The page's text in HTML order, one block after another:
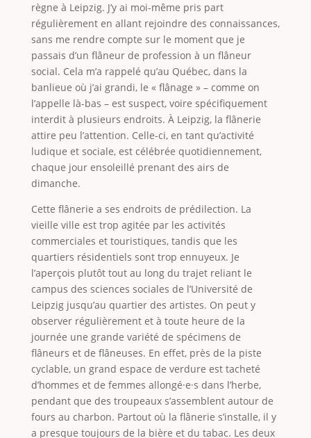
règne à Leipzig. J’y ai moi-même pris part
régulièrement en allant rejoindre des connaissances,
sans me rendre compte sur le moment que je
passais d’un flâneur de profession à un flâneur
social. Cela m’a rappelé qu’au Québec, dans la
banlieue où j’ai grandi, le « flânage » – comme on
l’appelle là-bas – est suspect, voire spécifiquement
interdit à plusieurs endroits. À Leipzig, la flânerie
attire peu l’attention. Celle-ci, en tant qu’activité
ludique et sociale, est célébrée quotidiennement,
chaque jour ensoleillé prenant des airs de
dimanche.
Cette flânerie a ses endroits de prédilection. La
vieille ville est trop agitée par les activités
commerciales et touristiques, tandis que les
quartiers résidentiels sont trop ennuyeux. Je
l’aperçois plutôt tout au long du trajet reliant le
campus des sciences sociales de l’Université de
Leipzig jusqu’au quartier des artistes. On peut y
observer régulièrement et à toute heure de la
journée une grande variété de spécimens de
flâneurs et de flâneuses. En effet, près de la piste
cyclable, un grand espace de verdure est tacheté
d’hommes et de femmes allongé·e·s dans l’herbe,
pendant que des troupeaux s’assemblent autour de
fours au charbon. Partout où la flânerie s’installe, il y
a presque toujours de la bière et du tabac. Les deux